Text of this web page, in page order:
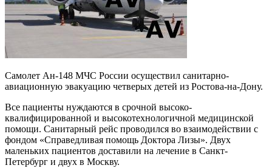
Самолет Ан-148 МЧС России осуществил санитарно-
авиационную эвакуацию четверых детей из Ростова-на-Дону.
Все пациенты нуждаются в срочной высоко-
квалифицированной и высокотехнологичной медицинской
помощи. Санитарный рейс проводился во взаимодействии с
фондом «Справедливая помощь Доктора Лизы». Двух
маленьких пациентов доставили на лечение в Санкт-
Петербург и двух в Москву.